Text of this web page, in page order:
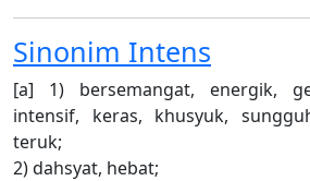
Sinonim Intens
[a] 1) bersemangat, energik,
intensif, keras, khusyuk,
teruk;
2) dahsyat, hebat;